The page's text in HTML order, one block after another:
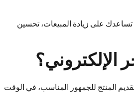
على زيادة المبيعات، تحسين
الإلكتروني؟
المنتج للجمهور المناسب، في الوقت